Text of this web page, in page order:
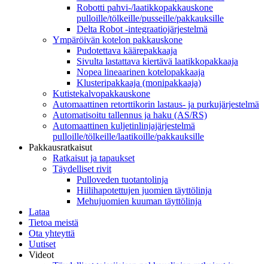
Robotti pahvi-/laatikkopakkauskone
pulloille/tölkeille/pusseille/pakkauksille
Delta Robot -integraatiojärjestelmä
Ympäröivän kotelon pakkauskone
Pudotettava käärepakkaaja
Sivulta lastattava kiertävä laatikkopakkaaja
Nopea lineaarinen kotelopakkaaja
Klusteripakkaaja (monipakkaaja)
Kutistekalvopakkauskone
Automaattinen retorttikorin lastaus- ja purkujärjestelmä
Automatisoitu tallennus ja haku (AS/RS)
Automaattinen kuljetinlinjajärjestelmä
pulloille/tölkeille/laatikoille/pakkauksille
Pakkausratkaisut
Ratkaisut ja tapaukset
Täydelliset rivit
Pulloveden tuotantolinja
Hiilihapotettujen juomien täyttölinja
Mehujuomien kuuman täyttölinja
Lataa
Tietoa meistä
Ota yhteyttä
Uutiset
Videot